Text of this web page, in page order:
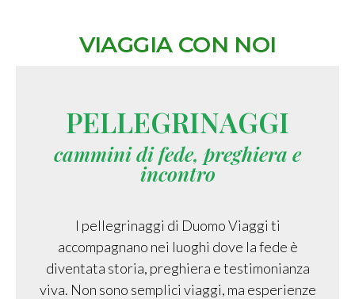
VIAGGIA CON NOI
PELLEGRINAGGI
cammini di fede, preghiera e
incontro
I pellegrinaggi di Duomo Viaggi ti
accompagnano nei luoghi dove la fede è
diventata storia, preghiera e testimonianza
viva. Non sono semplici viaggi, ma esperienze